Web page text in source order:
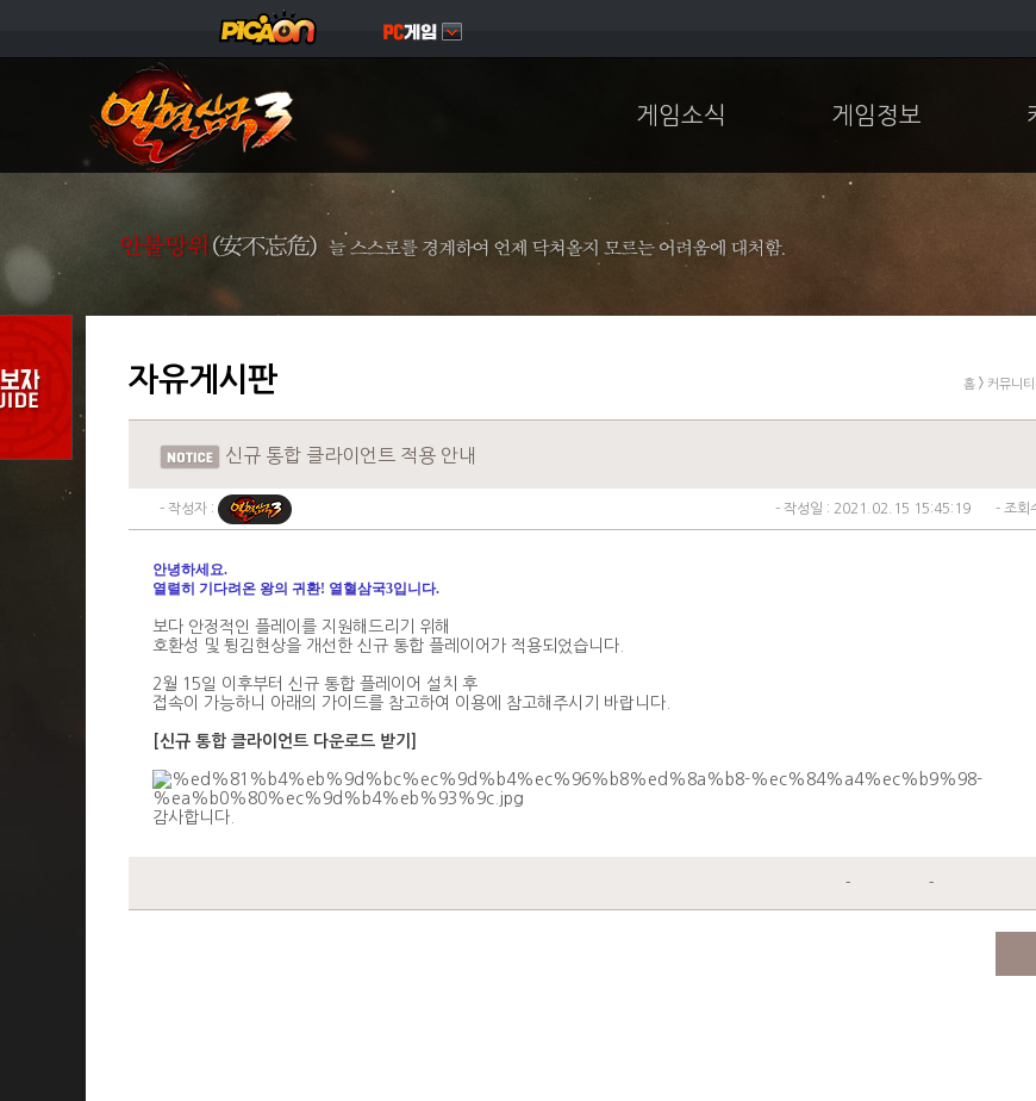
게임소식 게임정보
자유게시판 홈 커뮤니티
신규 통합 클라이언트 적용 안내
- 작성자 : - 작성일 : 2021.02.15 15:45:19 - 조회
안녕하세요.
열렬히 기다려온 왕의 귀환! 열혈삼국3입니다.
보다 안정적인 플레이를 지원해드리기 위해
호환성 및 튕김현상을 개선한 신규 통합 플레이어가 적용되었습니다
2월 15일 이후부터 신규 통합 플레이어 설치 후
접속이 가능하니 아래의 가이드를 참고하여 이용에 참고해주시기 바랍니다
[신규 통합 클라이언트 다운로드 받기]
감사합니다
- -